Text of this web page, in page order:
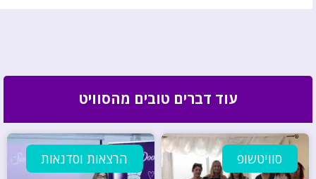
עוד דברים טובים מהסוויט
סוויטשופ הרצאות וסדנאות